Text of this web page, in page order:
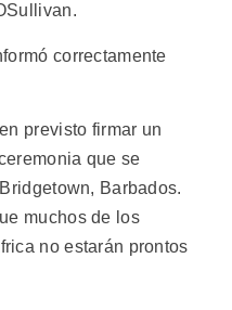
correctamente
previsto firmar un
que se
Barbados.
muchos de los
no estarán prontos